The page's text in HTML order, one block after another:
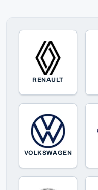
RENAULT
VOLKSWAGEN